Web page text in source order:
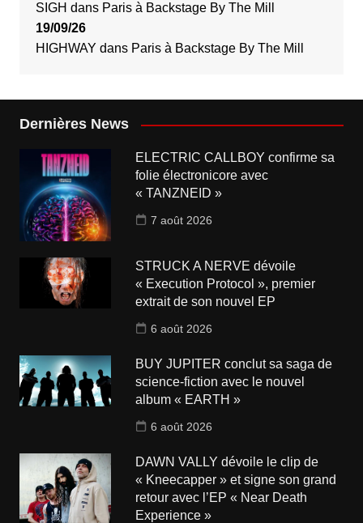
SIGH dans Paris à Backstage By The Mill
19/09/26
HIGHWAY dans Paris à Backstage By The Mill
Dernières News
ELECTRIC CALLBOY confirme sa
folie électronicore avec
« TANZNEID »
7 août 2026
STRUCK A NERVE dévoile
« Execution Protocol », premier
extrait de son nouvel EP
6 août 2026
BUY JUPITER conclut sa saga de
science-fiction avec le nouvel
album « EARTH »
6 août 2026
DAWN VALLY dévoile le clip de
« Kneecapper » et signe son grand
retour avec l’EP « Near Death
Experience »